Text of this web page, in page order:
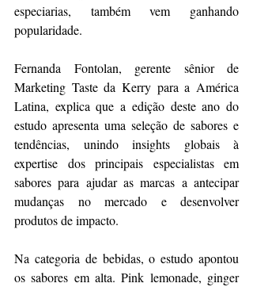
especiarias, também vem ganhando
popularidade.
Fernanda Fontolan, gerente sênior de
Marketing Taste da Kerry para a América
Latina, explica que a edição deste ano do
estudo apresenta uma seleção de sabores e
tendências, unindo insights globais à
expertise dos principais especialistas em
sabores para ajudar as marcas a antecipar
mudanças no mercado e desenvolver
produtos de impacto.
Na categoria de bebidas, o estudo apontou
os sabores em alta. Pink lemonade, ginger